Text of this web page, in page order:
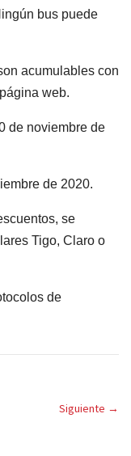
bus puede
acumulables con
web.
de noviembre de
de 2020.
se
Tigo, Claro o
de
Siguiente →